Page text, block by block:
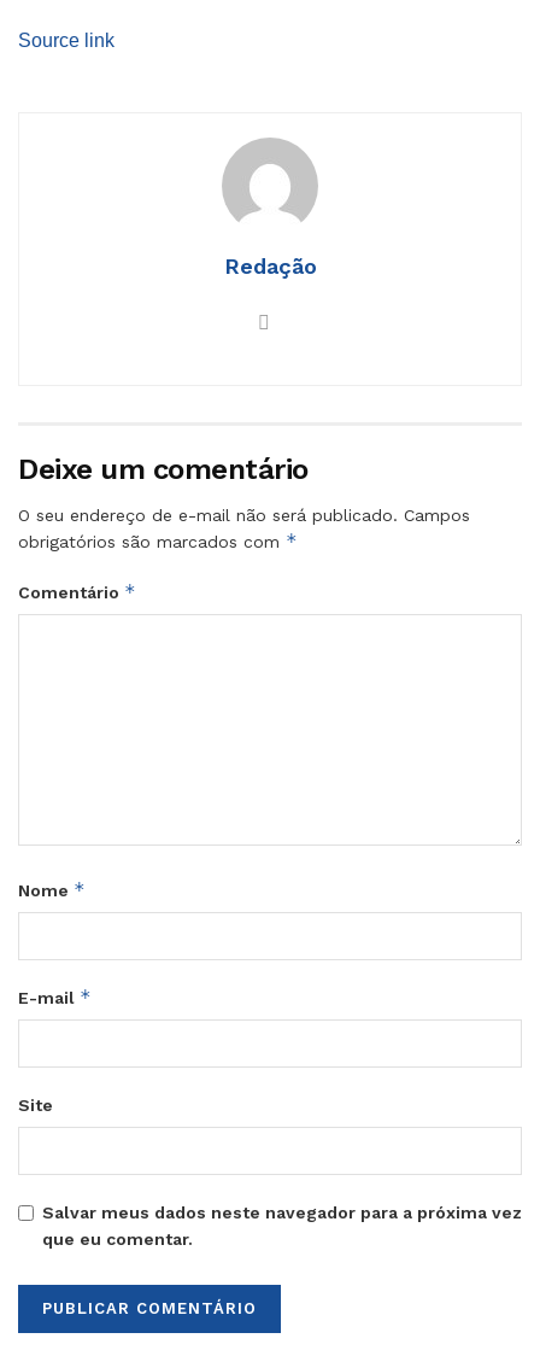
Source link
Redação
Deixe um comentário
O seu endereço de e-mail não será publicado. Campos
obrigatórios são marcados com *
Comentário *
Nome *
E-mail *
Site
Salvar meus dados neste navegador para a próxima vez
que eu comentar.